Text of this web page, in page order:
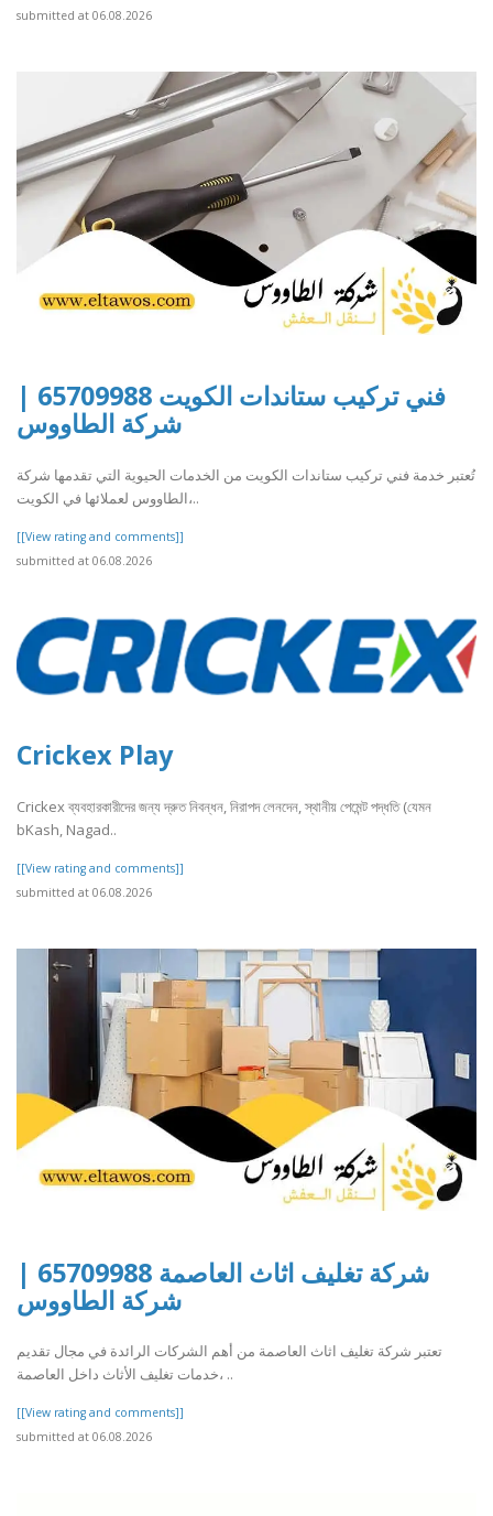
submitted at 06.08.2026
فني تركيب ستاندات الكويت 65709988 |
شركة الطاووس
تُعتبر خدمة فني تركيب ستاندات الكويت من الخدمات الحيوية التي تقدمها شركة
الطاووس لعملائها في الكويت،..
[[View rating and comments]]
submitted at 06.08.2026
Crickex Play
Crickex ব্যবহারকারীদের জন্য দ্রুত নিবন্ধন, নিরাপদ লেনদেন, স্থানীয় পেমেন্ট পদ্ধতি (যেমন
bKash, Nagad..
[[View rating and comments]]
submitted at 06.08.2026
شركة تغليف اثاث العاصمة 65709988 |
شركة الطاووس
تعتبر شركة تغليف اثاث العاصمة من أهم الشركات الرائدة في مجال تقديم
خدمات تغليف الأثاث داخل العاصمة، ..
[[View rating and comments]]
submitted at 06.08.2026